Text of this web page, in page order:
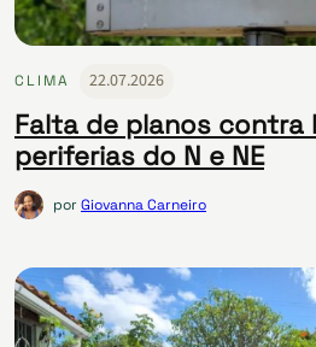
CLIMA 22.07.2026
Falta de planos contra
periferias do N e NE
porGiovanna Carneiro